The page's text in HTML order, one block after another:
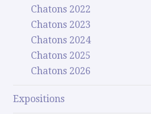
Chatons 2022
Chatons 2023
Chatons 2024
Chatons 2025
Chatons 2026
Expositions